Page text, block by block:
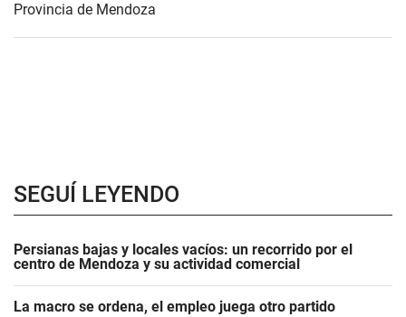
Provincia de Mendoza
SEGUÍ LEYENDO
Persianas bajas y locales vacíos: un recorrido por el
centro de Mendoza y su actividad comercial
La macro se ordena, el empleo juega otro partido